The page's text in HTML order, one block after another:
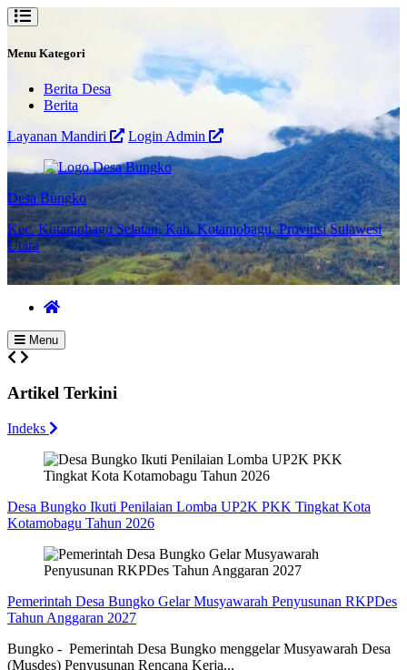
Menu Kategori
Berita Desa
Berita
Layanan Mandiri
Login Admin
Desa Bungko
Kec. Kotamobagu Selatan, Kab. Kotamobagu, Provinsi Sulawesi
Utara
Menu
Artikel Terkini
Indeks
Desa Bungko Ikuti Penilaian Lomba UP2K PKK Tingkat Kota
Kotamobagu Tahun 2026
Pemerintah Desa Bungko Gelar Musyawarah Penyusunan RKPDes
Tahun Anggaran 2027
Bungko - Pemerintah Desa Bungko menggelar Musyawarah Desa
(Musdes) Penyusunan Rencana Kerja...